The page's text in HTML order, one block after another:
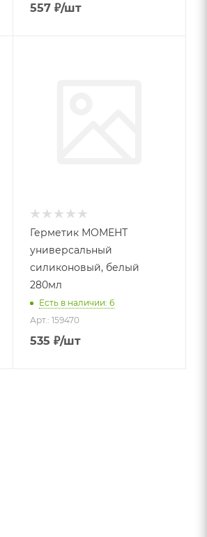
557₽/шт
Герметик МОМЕНТ
универсальный
силиконовый, белый
280мл
Есть в наличии: 6
Арт.: 159470
535 ₽/шт